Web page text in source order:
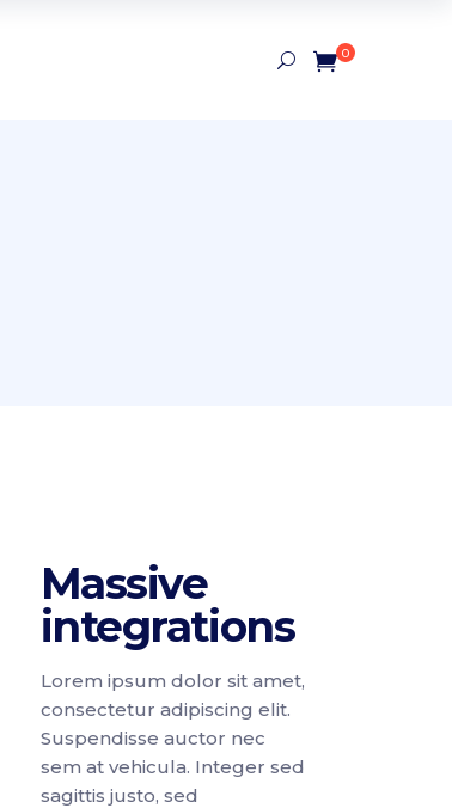
0
Massive
integrations
Lorem ipsum dolor sit amet,
consectetur adipiscing elit.
Suspendisse auctor nec
sem at vehicula. Integer sed
sagittis justo, sed